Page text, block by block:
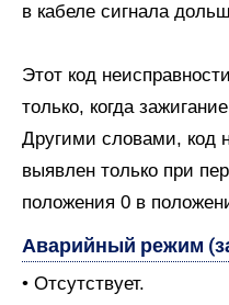
в кабеле сигнала
Этот код
только, когда
Другими словами, код
выявлен только при
положения 0 в
Аварийный режим
• Отсутствует.